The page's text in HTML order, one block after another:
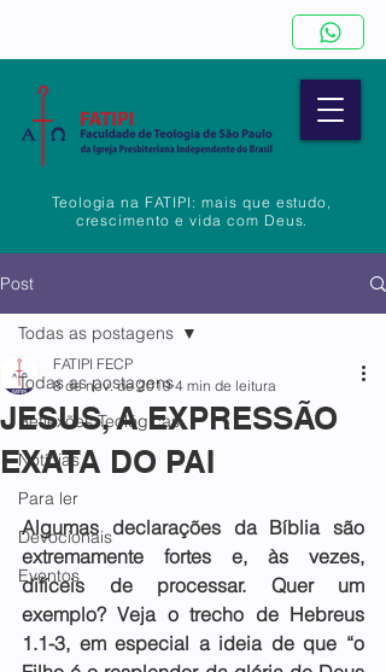
Teologia na FATIPI: mais que estudo,
crescimento e vida com Deus.
Post
Todas as postagens
Reflexões Teológicas
Notícias
Para ler
Devocionais
Eventos
Todas as postagens
JESUS, A EXPRESSÃO
EXATA DO PAI
FATIPI FECP
8 de nov. de 2019 4 min de leitura
Algumas declarações da Bíblia são
extremamente fortes e, às vezes,
difíceis de processar. Quer um
exemplo? Veja o trecho de Hebreus
1.1-3, em especial a ideia de que “o